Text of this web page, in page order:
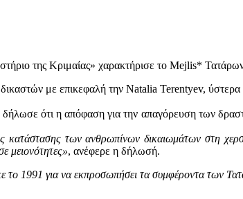
της Κριμαίας» χαρακτήρισε το Mejlis*
με επικεφαλή την Natalia Terentyev,
ότι η απόφαση για την απαγόρευση των
κατάστασης των ανθρωπίνων δικαιωμάτων στη
μειονότητες», ανέφερε η δήλωσή.
1991 για να εκπροσωπήσει τα συμφέροντα των